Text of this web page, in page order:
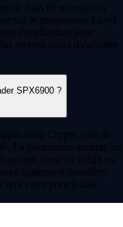
de frais de transaction
via le programme Level
l'application pour
récents avant d'exécuter
SPX6900 ?
Crypto.com de
La plateforme accepte les
carte de crédit ou
également transférer
vers votre portefeuille